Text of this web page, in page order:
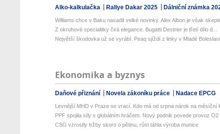
Alko-kalkulačka Rallye Dakar 2025 Dálniční známka
Williams chce v Baku nasadit velké novinky. Alex Albon je však
Z okruhové specialitky čirá elegance. Bugatti Destrier je třetí dílo d...
Největší škodovka už se vyrábí. Peaq sjíždí z linky v Mladé Boleslavi
Ekonomika a byznys
Daňové přiznání Novela zákoníku práce Nadace EPCG
Levnější MHD v Praze se vrací. Kdo má od srpna nárok na měsíční
PPF spojila síly s globálním hráčem. Nový podnik povede provoz O2
CSG vzrostly tržby skoro o pětinu, růst táhla výroba munice